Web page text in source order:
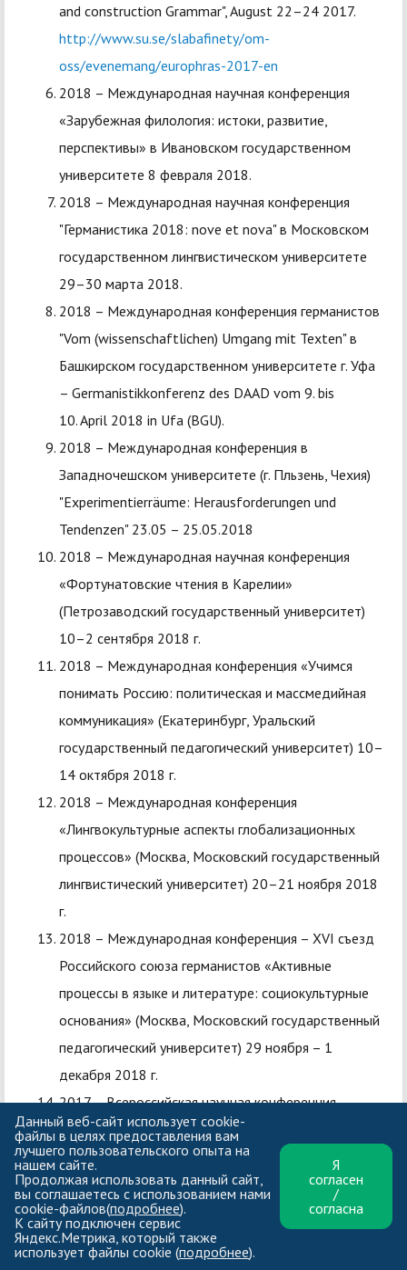
and construction Grammar", August 22–24 2017.
http://www.su.se/slabafinety/om-
oss/evenemang/europhras-2017-en
2018 – Международная научная конференция
«Зарубежная филология: истоки, развитие,
перспективы» в Ивановском государственном
университете 8 февраля 2018.
2018 – Международная научная конференция
"Германистика 2018: nove et nova" в Московском
государственном лингвистическом университете
29–30 марта 2018.
2018 – Международная конференция германистов
"Vom (wissenschaftlichen) Umgang mit Texten" в
Башкирском государственном университете г. Уфа
– Germanistikkonferenz des DAAD vom 9. bis
10. April 2018 in Ufa (BGU).
2018 – Международная конференция в
Западночешском университете (г. Пльзень, Чехия)
"Experimentierräume: Herausforderungen und
Tendenzen" 23.05 – 25.05.2018
2018 – Международная научная конференция
«Фортунатовские чтения в Карелии»
(Петрозаводский государственный университет)
10–2 сентября 2018 г.
2018 – Международная конференция «Учимся
понимать Россию: политическая и массмедийная
коммуникация» (Екатеринбург, Уральский
государственный педагогический университет) 10–
14 октября 2018 г.
2018 – Международная конференция
«Лингвокультурные аспекты глобализационных
процессов» (Москва, Московский государственный
лингвистический университет) 20–21 ноября 2018
г.
2018 – Международная конференция – XVI съезд
Российского союза германистов «Активные
процессы в языке и литературе: социокультурные
основания» (Москва, Московский государственный
педагогический университет) 29 ноября – 1
декабря 2018 г.
2017 – Всероссийская научная конференция
«Лингвистические вызовы XXI века» в Ивановском
государственном университете 3 февраля.
2017 – Круглый стол «Актуальные лингвистические
исследования» в Ярославском государственном
педагогическом университете им. К.Д. Ушинского
20 апреля.
Данный веб-сайт использует cookie-
файлы в целях предоставления вам
лучшего пользовательского опыта на
нашем сайте.
Продолжая использовать данный сайт,
вы соглашаетесь с использованием нами
cookie-файлов(подробнее).
К сайту подключен сервис
Яндекс.Метрика, который также
использует файлы cookie (подробнее).
Я
согласен
/
согласна